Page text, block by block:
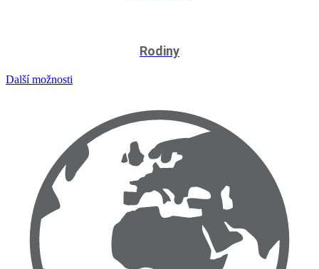
Rodiny
Další možnosti